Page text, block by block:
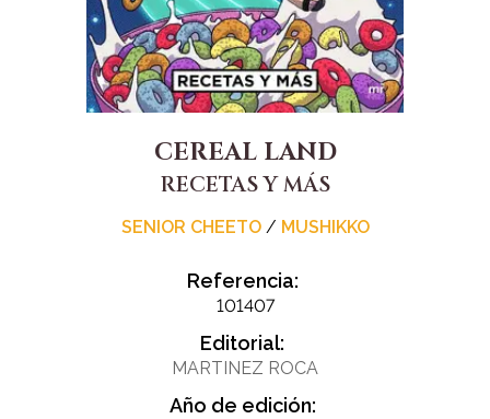
CEREAL LAND
RECETAS Y MÁS
SENIOR CHEETO / MUSHIKKO
Referencia:
101407
Editorial:
MARTINEZ ROCA
Año de edición: